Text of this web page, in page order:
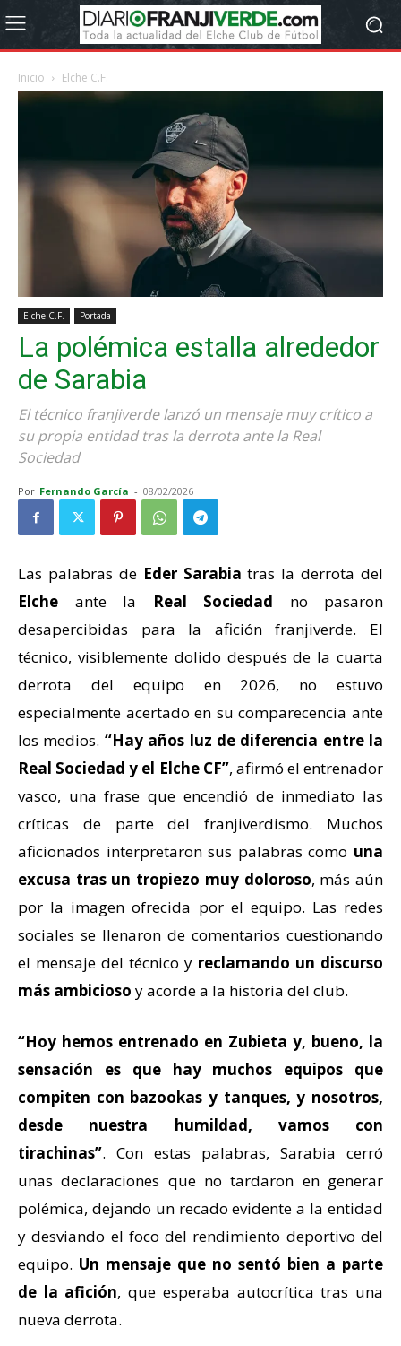
Inicio Elche C.F.
Elche C.F. Portada
La polémica estalla alrededor
de Sarabia
El técnico franjiverde lanzó un mensaje muy crítico a
su propia entidad tras la derrota ante la Real
Sociedad
Por Fernando García - 08/02/2026
Las palabras de Eder Sarabia tras la derrota del
Elche ante la Real Sociedad no pasaron
desapercibidas para la afición franjiverde. El
técnico, visiblemente dolido después de la cuarta
derrota del equipo en 2026, no estuvo
especialmente acertado en su comparecencia ante
los medios. “Hay años luz de diferencia entre la
Real Sociedad y el Elche CF”, afirmó el entrenador
vasco, una frase que encendió de inmediato las
críticas de parte del franjiverdismo. Muchos
aficionados interpretaron sus palabras como una
excusa tras un tropiezo muy doloroso, más aún
por la imagen ofrecida por el equipo. Las redes
sociales se llenaron de comentarios cuestionando
el mensaje del técnico y reclamando un discurso
más ambicioso y acorde a la historia del club.
“Hoy hemos entrenado en Zubieta y, bueno, la
sensación es que hay muchos equipos que
compiten con bazookas y tanques, y nosotros,
desde nuestra humildad, vamos con
tirachinas”. Con estas palabras, Sarabia cerró
unas declaraciones que no tardaron en generar
polémica, dejando un recado evidente a la entidad
y desviando el foco del rendimiento deportivo del
equipo. Un mensaje que no sentó bien a parte
de la afición, que esperaba autocrítica tras una
nueva derrota.